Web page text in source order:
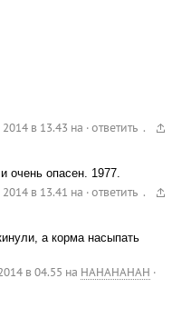
в 13.43 на · ответить .
очень опасен. 1977.
в 13.41 на · ответить .
а корма насыпать
в 04.55 на HAHAHAHAH ·